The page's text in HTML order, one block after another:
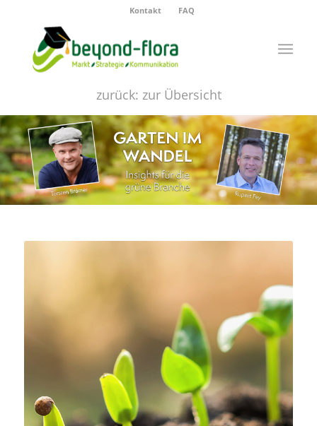
Kontakt FAQ
zurück: zur Übersicht